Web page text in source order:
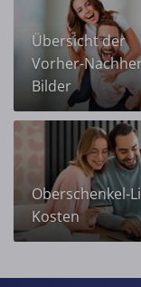
Übersicht der
Vorher-
Bilder
Oberschenkel-
Kosten